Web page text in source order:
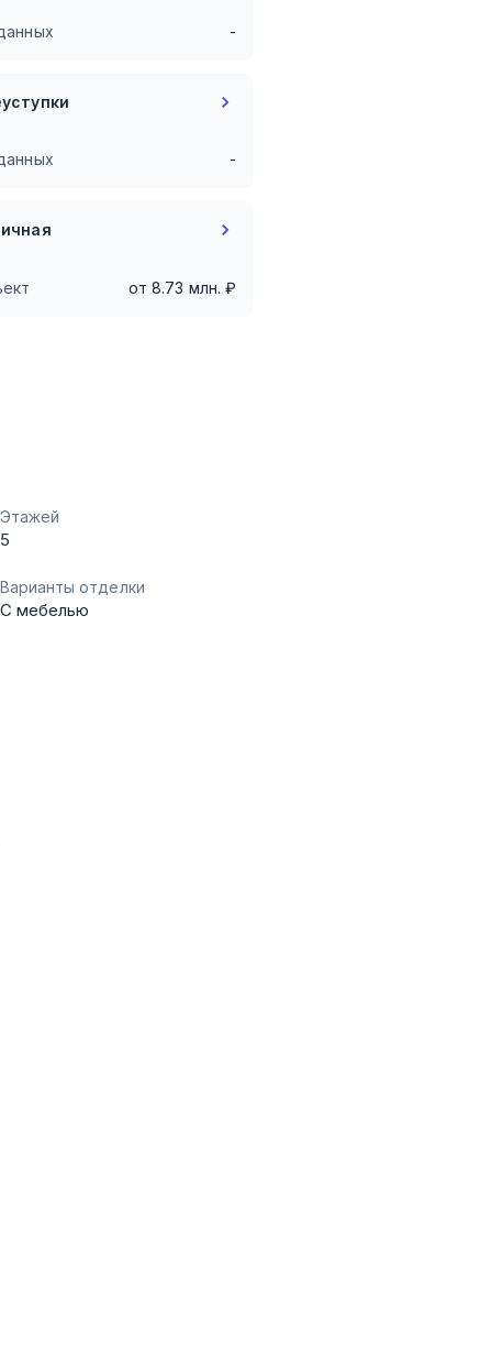
-
-
от8.73 млн. ₽
Этажей
5
Варианты отделки
С мебелью